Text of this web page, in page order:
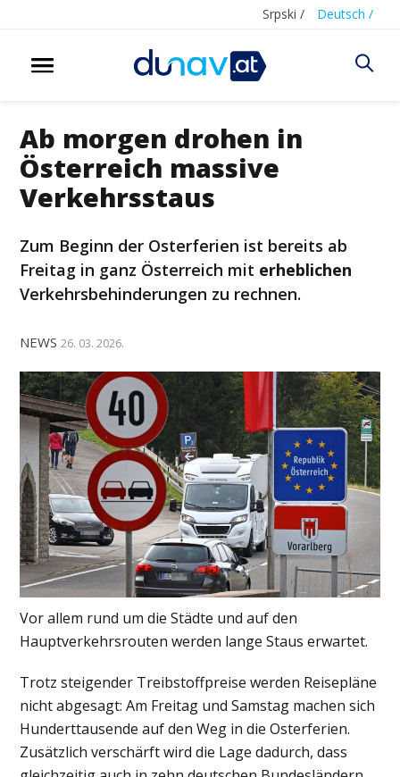
Srpski / Deutsch /
Ab morgen drohen in
Österreich massive
Verkehrsstaus
Zum Beginn der Osterferien ist bereits ab
Freitag in ganz Österreich mit erheblichen
Verkehrsbehinderungen zu rechnen.
NEWS 26. 03. 2026.
Vor allem rund um die Städte und auf den
Hauptverkehrsrouten werden lange Staus erwartet.
Trotz steigender Treibstoffpreise werden Reisepläne
nicht abgesagt: Am Freitag und Samstag machen sich
Hunderttausende auf den Weg in die Osterferien.
Zusätzlich verschärft wird die Lage dadurch, dass